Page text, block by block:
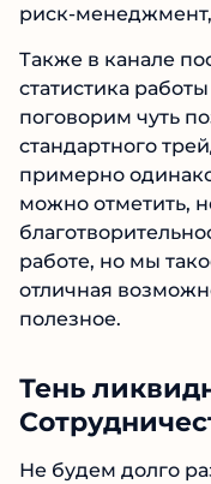
риск-
Также в канале
статистика
поговорим чуть
стандартного
примерно
можно отметить,
работе, но мы
отличная
полезное.
Тень
Не будем долго